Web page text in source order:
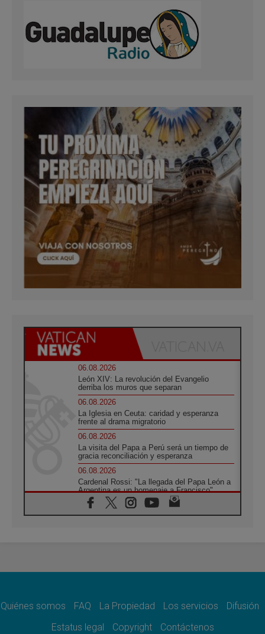
06.08.2026
León XIV: La revolución del Evangelio
derriba los muros que separan
06.08.2026
La Iglesia en Ceuta: caridad y esperanza
frente al drama migratorio
06.08.2026
La visita del Papa a Perú será un tiempo de
gracia reconciliación y esperanza
06.08.2026
Cardenal Rossi: "La llegada del Papa León a
Argentina es un homenaje a Francisco"
06.08.2026
En Asís, León XIV invita a los jóvenes a
05.08.2026
05.08.2026
sabiduría para afrontar los urgentes desafíos
Quiénes somos FAQ La Propiedad Los servicios
Difusión
Estatus legal
Copyright Contáctenos